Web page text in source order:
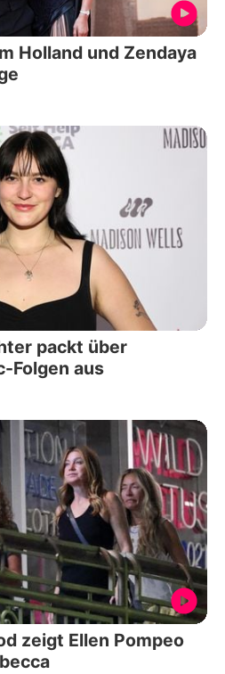
Holland und Zendaya
packt über
Folgen aus
zeigt Ellen Pompeo